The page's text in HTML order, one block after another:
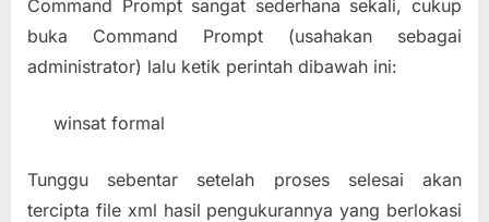
Command Prompt sangat sederhana sekali, cukup
buka Command Prompt (usahakan sebagai
administrator) lalu ketik perintah dibawah ini:
winsat formal
Tunggu sebentar setelah proses selesai akan
tercipta file xml hasil pengukurannya yang berlokasi